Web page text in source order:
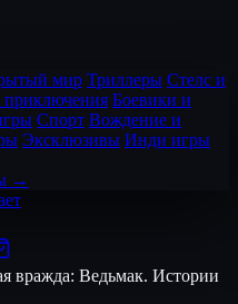
мир Триллеры Стелс и
Боевики и
Спорт Вождение и
Эксклюзивы Инди игры
→
вражда: Ведьмак. Истории